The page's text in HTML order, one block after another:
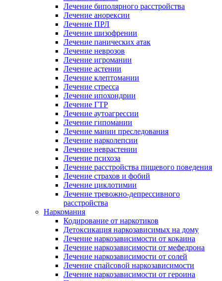
Лечение биполярного расстройства
Лечение анорексии
Лечение ПРЛ
Лечение шизофрении
Лечение панических атак
Лечение неврозов
Лечение игромании
Лечение астении
Лечение клептомании
Лечение стресса
Лечение ипохондрии
Лечение ГТР
Лечение аутоагрессии
Лечение гипомании
Лечение мании преследования
Лечение нарколепсии
Лечение неврастении
Лечение психоза
Лечение расстройства пищевого поведения
Лечение страхов и фобий
Лечение циклотимии
Лечение тревожно-депрессивного
расстройства
Наркомания
Кодирование от наркотиков
Детоксикация наркозависимых на дому
Лечение наркозависимости от кокаина
Лечение наркозависимости от мефедрона
Лечение наркозависимости от солей
Лечение спайсовой наркозависимости
Лечение наркозависимости от героина